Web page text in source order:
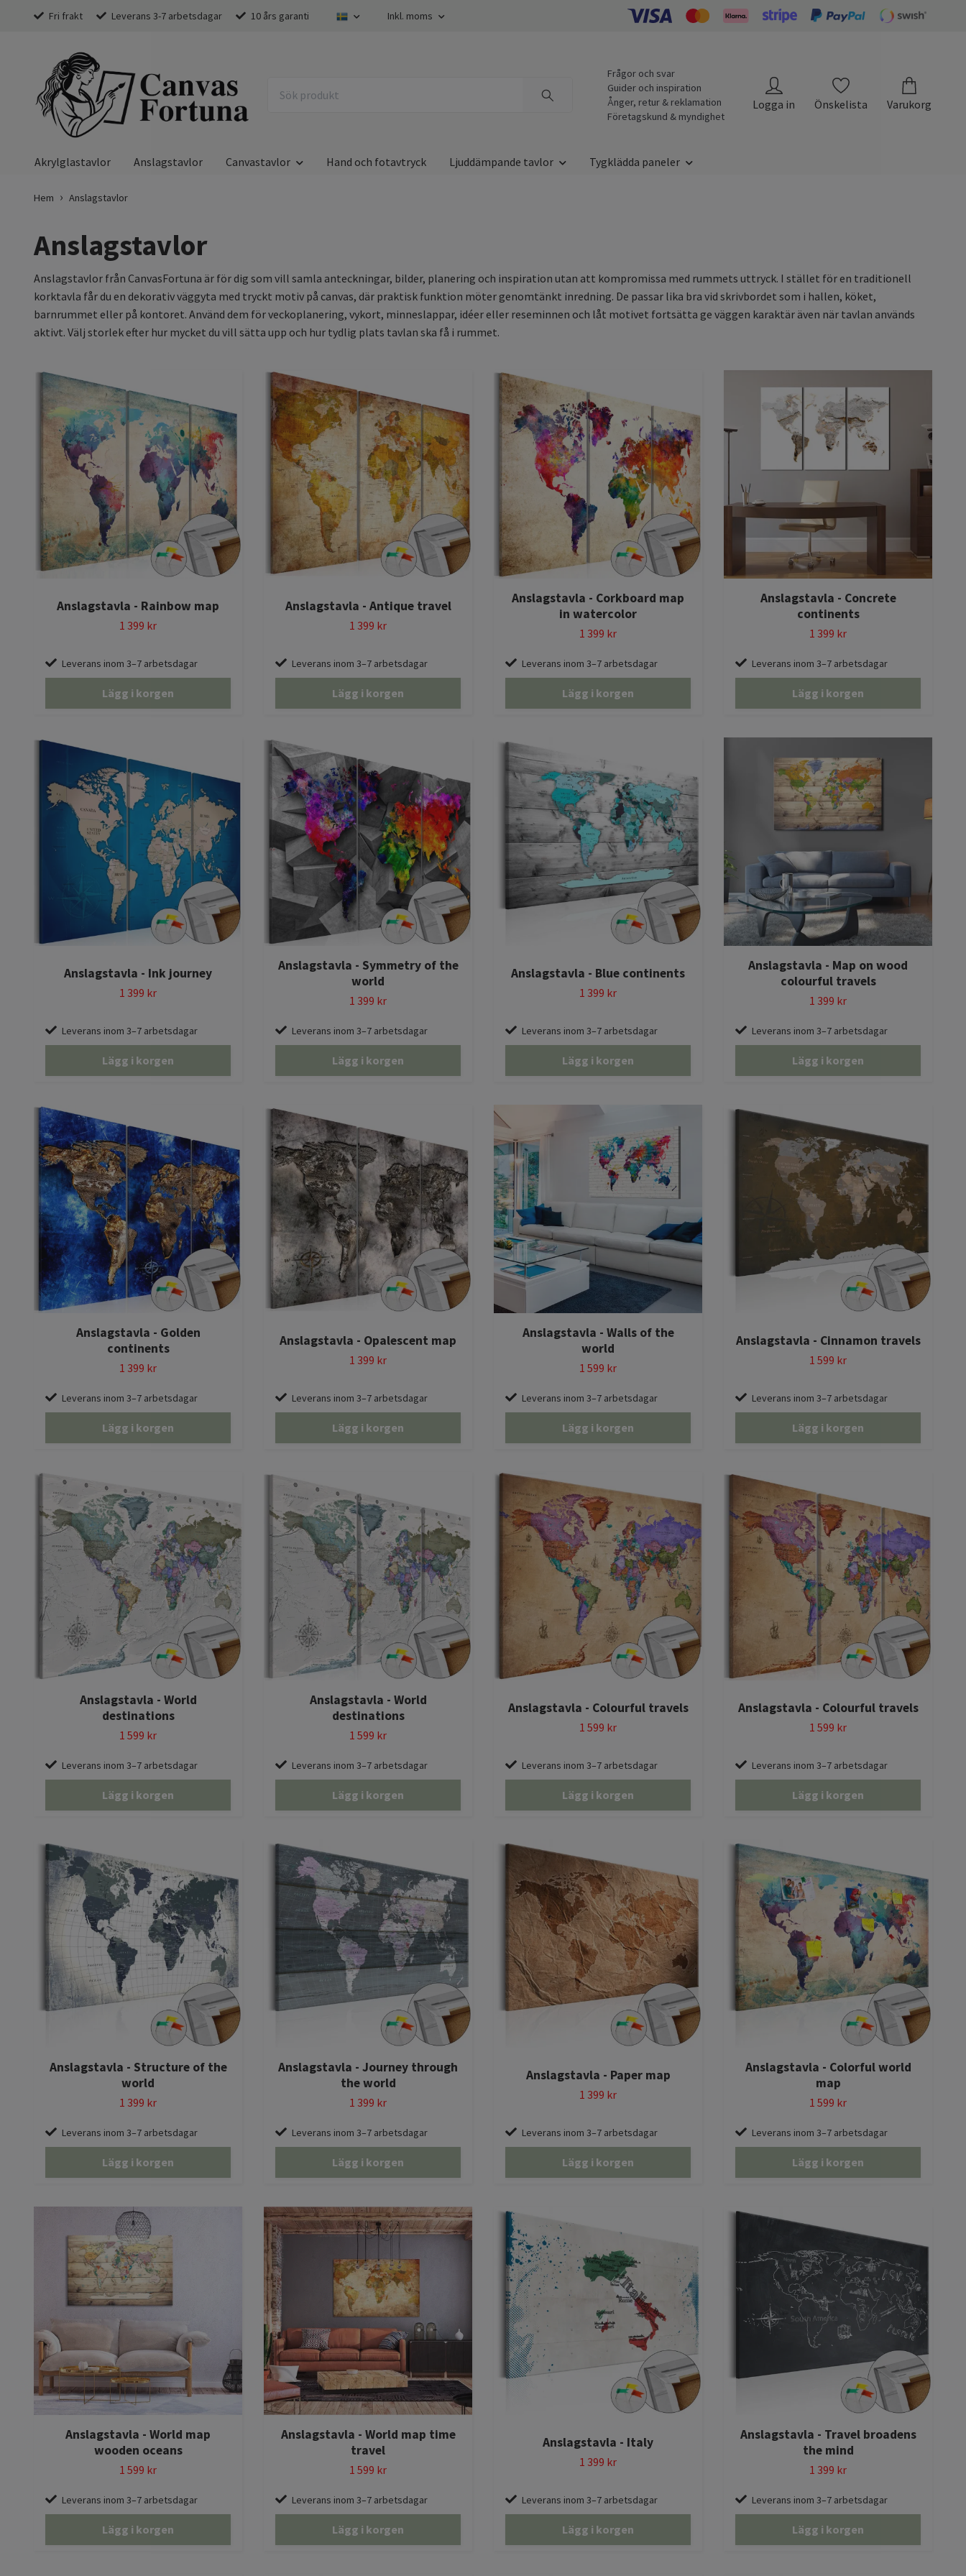
Fri frakt Leverans 3-7 arbetsdagar 10 års garanti Inkl. moms
Frågor och svar
Guider och inspiration
Ånger, retur & reklamation
Företagskund & myndighet
Logga in Önskelista Varukorg
Akrylglastavlor Anslagstavlor Canvastavlor Hand och fotavtryck Ljuddämpande tavlor Tygklädda paneler
Hem Anslagstavlor
Anslagstavlor
Anslagstavlor från CanvasFortuna är för dig som vill samla anteckningar, bilder, planering och inspiration utan att kompromissa med rummets uttryck. I stället för en traditionell
korktavla får du en dekorativ väggyta med tryckt motiv på canvas, där praktisk funktion möter genomtänkt inredning. De passar lika bra vid skrivbordet som i hallen, köket,
barnrummet eller på kontoret. Använd dem för veckoplanering, vykort, minneslappar, idéer eller reseminnen och låt motivet fortsätta ge väggen karaktär även när tavlan används
aktivt. Välj storlek efter hur mycket du vill sätta upp och hur tydlig plats tavlan ska få i rummet.
Anslagstavla - Rainbow map
1 399 kr
Leverans inom 3–7 arbetsdagar
Lägg i korgen
Anslagstavla - Antique travel
1 399 kr
Leverans inom 3–7 arbetsdagar
Lägg i korgen
Anslagstavla - Corkboard map
in watercolor
1 399 kr
Leverans inom 3–7 arbetsdagar
Lägg i korgen
Anslagstavla - Concrete
continents
1 399 kr
Leverans inom 3–7 arbetsdagar
Lägg i korgen
Anslagstavla - Ink journey
1 399 kr
Leverans inom 3–7 arbetsdagar
Lägg i korgen
Anslagstavla - Symmetry of the
world
1 399 kr
Leverans inom 3–7 arbetsdagar
Lägg i korgen
Anslagstavla - Blue continents
1 399 kr
Leverans inom 3–7 arbetsdagar
Lägg i korgen
Anslagstavla - Map on wood
colourful travels
1 399 kr
Leverans inom 3–7 arbetsdagar
Lägg i korgen
Anslagstavla - Golden
continents
1 399 kr
Leverans inom 3–7 arbetsdagar
Lägg i korgen
Anslagstavla - Opalescent map
1 399 kr
Leverans inom 3–7 arbetsdagar
Lägg i korgen
Anslagstavla - Walls of the
world
1 599 kr
Leverans inom 3–7 arbetsdagar
Lägg i korgen
Anslagstavla - Cinnamon travels
1 599 kr
Leverans inom 3–7 arbetsdagar
Lägg i korgen
Anslagstavla - World
destinations
1 599 kr
Leverans inom 3–7 arbetsdagar
Lägg i korgen
Anslagstavla - World
destinations
1 599 kr
Leverans inom 3–7 arbetsdagar
Lägg i korgen
Anslagstavla - Colourful travels
1 599 kr
Leverans inom 3–7 arbetsdagar
Lägg i korgen
Anslagstavla - Colourful travels
1 599 kr
Leverans inom 3–7 arbetsdagar
Lägg i korgen
Anslagstavla - Structure of the
world
1 399 kr
Leverans inom 3–7 arbetsdagar
Lägg i korgen
Anslagstavla - Journey through
the world
1 399 kr
Leverans inom 3–7 arbetsdagar
Lägg i korgen
Anslagstavla - Paper map
1 399 kr
Leverans inom 3–7 arbetsdagar
Lägg i korgen
Anslagstavla - Colorful world
map
1 599 kr
Leverans inom 3–7 arbetsdagar
Lägg i korgen
Anslagstavla - World map
wooden oceans
1 599 kr
Leverans inom 3–7 arbetsdagar
Lägg i korgen
Anslagstavla - World map time
travel
1 599 kr
Leverans inom 3–7 arbetsdagar
Lägg i korgen
Anslagstavla - Italy
1 399 kr
Leverans inom 3–7 arbetsdagar
Lägg i korgen
Anslagstavla - Travel broadens
the mind
1 399 kr
Leverans inom 3–7 arbetsdagar
Lägg i korgen